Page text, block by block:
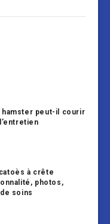
peut-il courir
à crête
photos,
soins